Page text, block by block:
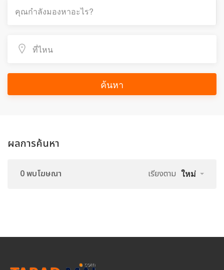
ค้นหา
ผลการค้นหา
0 พบโฆษณา เรียงตาม ใหม่